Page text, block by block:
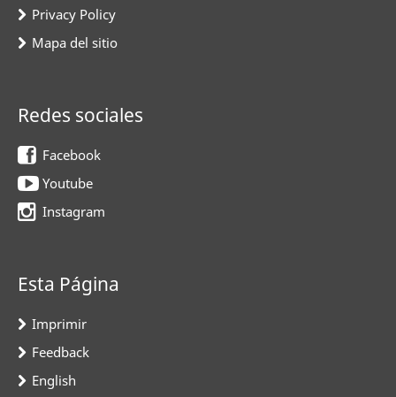
Privacy Policy
Mapa del sitio
Redes sociales
Facebook
Youtube
Instagram
Esta Página
Imprimir
Feedback
English